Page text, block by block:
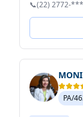
📞(22) 2772-
PA/